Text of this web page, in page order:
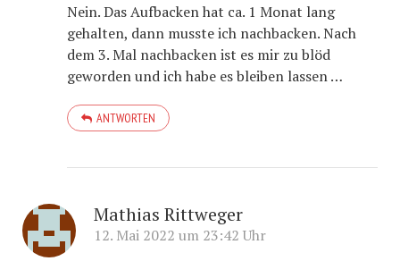
Nein. Das Aufbacken hat ca. 1 Monat lang
gehalten, dann musste ich nachbacken. Nach
dem 3. Mal nachbacken ist es mir zu blöd
geworden und ich habe es bleiben lassen …
ANTWORTEN
Mathias Rittweger
12. Mai 2022 um 23:42 Uhr